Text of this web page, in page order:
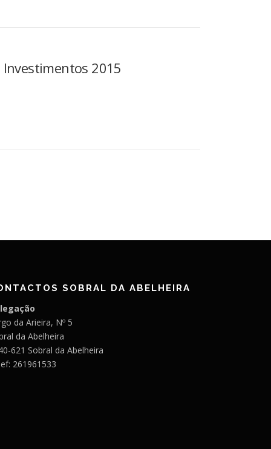
2015
SOBRAL DA ABELHEIRA
da Arieira, Nº 5
da Abelheira
621 Sobral da Abelheira
261961533